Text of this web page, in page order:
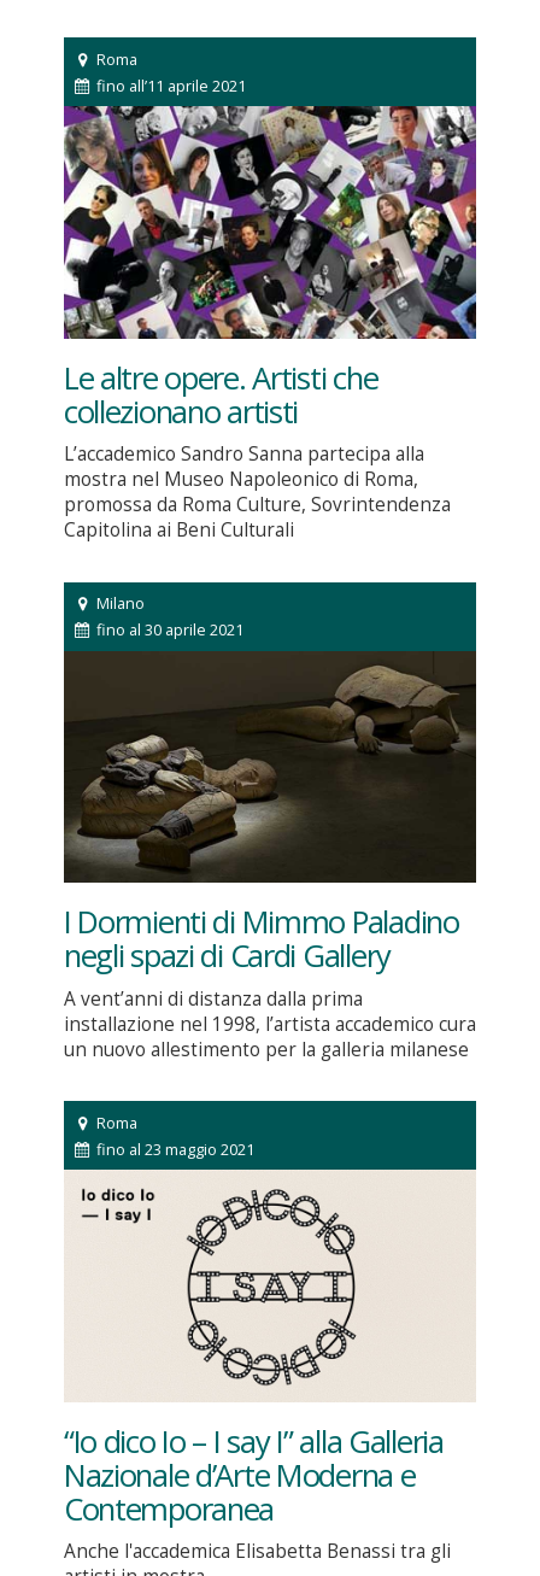
Roma
fino all’11 aprile 2021
Le altre opere. Artisti che
collezionano artisti
L’accademico Sandro Sanna partecipa alla
mostra nel Museo Napoleonico di Roma,
promossa da Roma Culture, Sovrintendenza
Capitolina ai Beni Culturali
Milano
fino al 30 aprile 2021
I Dormienti di Mimmo Paladino
negli spazi di Cardi Gallery
A vent’anni di distanza dalla prima
installazione nel 1998, l’artista accademico cura
un nuovo allestimento per la galleria milanese
Roma
fino al 23 maggio 2021
“Io dico Io – I say I” alla Galleria
Nazionale d’Arte Moderna e
Contemporanea
Anche l'accademica Elisabetta Benassi tra gli